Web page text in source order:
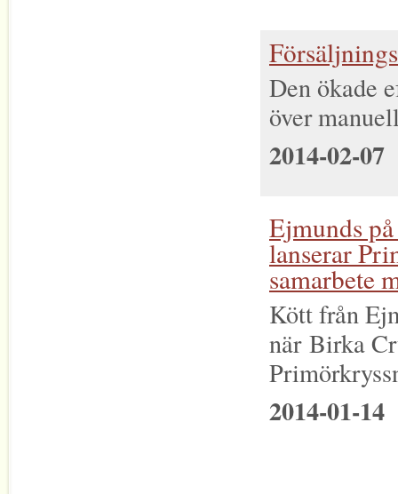
Den ökade
över
2014-02-07
Ejmunds
lanserar
samarbete
Kött från
när Birka
2014-01-14